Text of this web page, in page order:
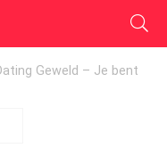
Geweld – Je bent